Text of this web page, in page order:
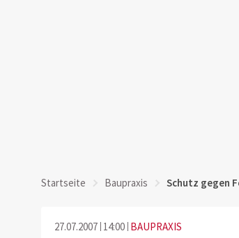
Startseite Baupraxis Schutz gegen
27.07.2007 14:00 BAUPRAXIS